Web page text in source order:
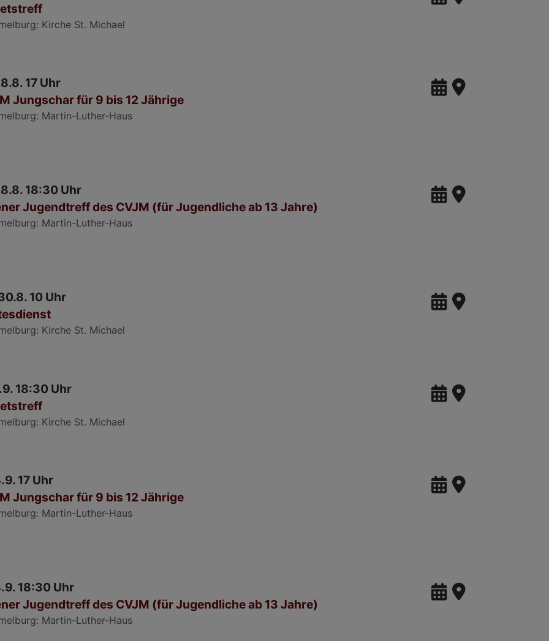
Kirche St. Michael
17 Uhr
Jungschar für 9 bis 12 Jährige
Martin-Luther-Haus
18:30 Uhr
Jugendtreff des CVJM (für Jugendliche ab 13 Jahre)
Martin-Luther-Haus
10 Uhr
Kirche St. Michael
18:30 Uhr
Kirche St. Michael
17 Uhr
Jungschar für 9 bis 12 Jährige
Martin-Luther-Haus
18:30 Uhr
Jugendtreff des CVJM (für Jugendliche ab 13 Jahre)
Martin-Luther-Haus